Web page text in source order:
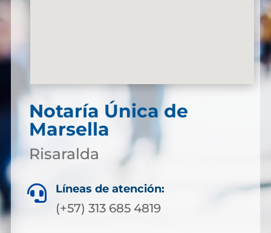
Notaría Única de
Marsella
Risaralda
 Líneas de atención:
(+57) 313 685 4819